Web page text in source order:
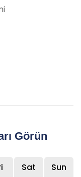
Görün
Sat Sun